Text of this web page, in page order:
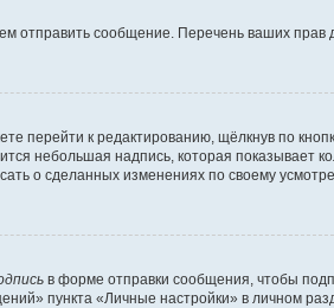
отправить сообщение. Перечень ваших прав
перейти к редактированию, щёлкнув по
небольшая надпись, которая показывает
о сделанных изменениях по своему
в форме отправки сообщения, чтобы
пункта «Личные настройки» в личном